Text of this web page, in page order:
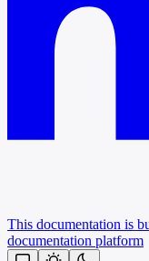
This documentation is
documentation platform